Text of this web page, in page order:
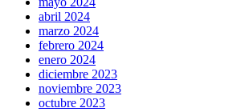
abril 2024
marzo 2024
febrero 2024
enero 2024
diciembre 2023
noviembre 2023
octubre 2023